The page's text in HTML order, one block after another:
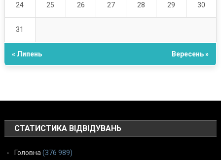
24 25 26 27 28 29 30
31
« Липень Вересень »
СТАТИСТИКА ВІДВІДУВАНЬ
Головна (376 989)